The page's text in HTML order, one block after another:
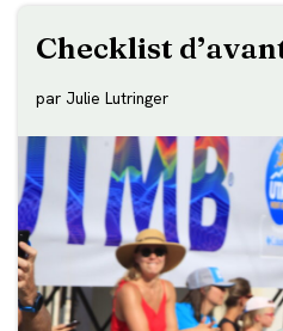
Checklist
par Julie Lutringer